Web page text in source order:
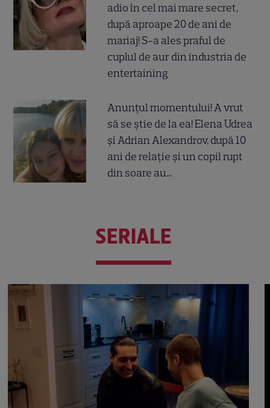
adio în cel mai mare secret,
după aproape 20 de ani de
mariaj! S-a ales praful de
cuplul de aur din industria de
entertaining
Anunțul momentului! A vrut
să se știe de la ea! Elena Udrea
și Adrian Alexandrov, după 10
ani de relație și un copil rupt
din soare au...
SERIALE